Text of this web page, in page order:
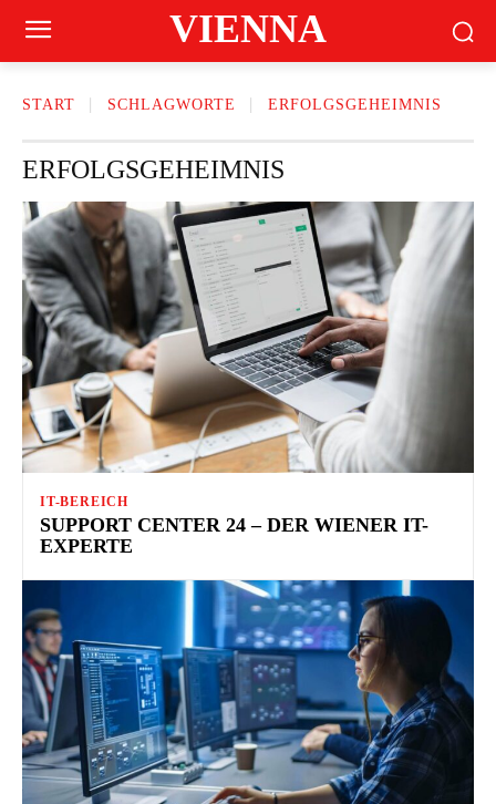
VIENNA
START SCHLAGWORTE ERFOLGSGEHEIMNIS
ERFOLGSGEHEIMNIS
IT-BEREICH
SUPPORT CENTER 24 – DER WIENER IT-
EXPERTE